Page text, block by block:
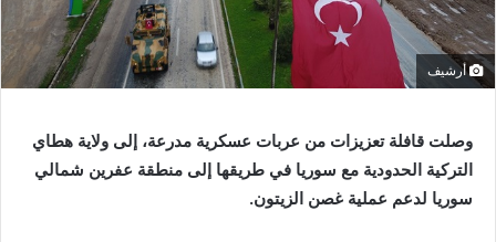
أرشيف
وصلت قافلة تعزيزات من عربات عسكرية مدرعة، إلى ولاية هطاي
التركية الحدودية مع سوريا في طريقها إلى منطقة عفرين شمالي
سوريا لدعم عملية غصن الزيتون.